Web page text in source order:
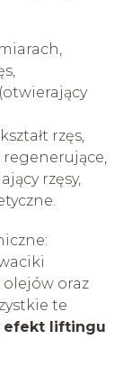
rzęs,
rzęsy,
olejów oraz
te
efekt liftingu